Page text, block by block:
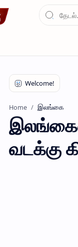
Home இலங்கை
வடக்கு